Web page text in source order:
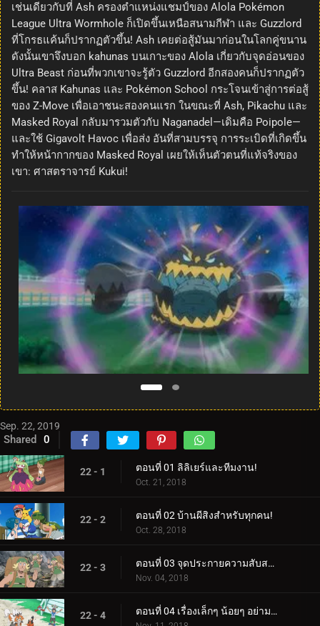
เช่นเดียวกับที่ Ash ครองตำแหน่งแชมป์ของ Alola Pokémon
League Ultra Wormhole ก็เปิดขึ้นเหนือสนามกีฬา และ Guzzlord
ที่โกรธแค้นก็ปรากฏตัวขึ้น! Ash เคยต่อสู้มันมาก่อนในโลกคู่ขนาน
ดังนั้นเขาจึงบอก kahunas บนเกาะของ Alola เกี่ยวกับจุดอ่อนของ
Ultra Beast ก่อนที่พวกเขาจะรู้ตัว Guzzlord อีกสองคนก็ปรากฏตัว
ขึ้น! คลาส Kahunas และ Pokémon School กระโจนเข้าสู่การต่อสู้
ของ Z-Move เพื่อเอาชนะสองคนแรก ในขณะที่ Ash, Pikachu และ
Masked Royal กลับมารวมตัวกับ Naganadel—เดิมคือ Poipole—
และใช้ Gigavolt Havoc เพื่อส่ง อันที่สามบรรจุ การระเบิดที่เกิดขึ้น
ทำให้หน้ากากของ Masked Royal เผยให้เห็นตัวตนที่แท้จริงของ
เขา: ศาสตราจารย์ Kukui!
Sep. 22, 2019
Shared 0
22 - 1 ตอนที่ 01 ลิลิเยร์และทีมงาน!
Oct. 21, 2018
22 - 2 ตอนที่ 02 บ้านผีสิงสำหรับทุกคน!
Oct. 28, 2018
22 - 3 ตอนที่ 03 จุดประกายความสับสน!
Nov. 04, 2018
22 - 4 ตอนที่ 04 เรื่องเล็กๆ น้อยๆ อย่ามองข้าม!